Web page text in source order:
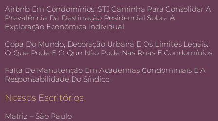
Airbnb Em Condomínios: STJ Caminha Para Consolidar A
Prevalência Da Destinação Residencial Sobre A
Exploração Econômica Individual
Copa Do Mundo, Decoração Urbana E Os Limites Legais:
O Que Pode E O Que Não Pode Nas Ruas E Condomínios
Falta De Manutenção Em Academias Condominiais E A
Responsabilidade Do Síndico
Nossos Escritórios
Matriz – São Paulo